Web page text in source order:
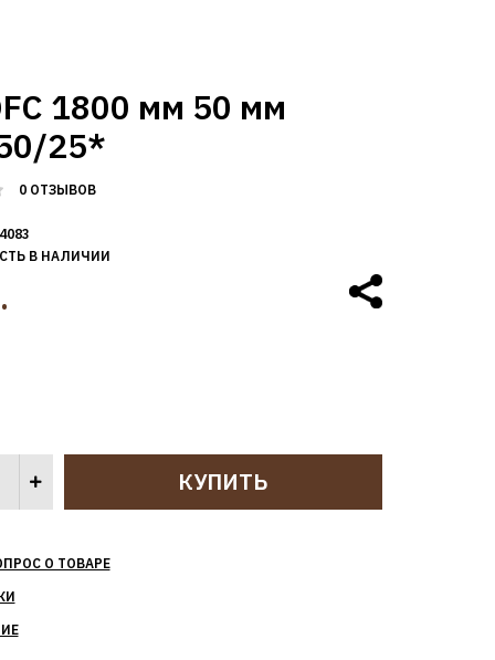
1800 мм 50 мм
25*
0 ОТЗЫВОВ
В НАЛИЧИИ
О ТОВАРЕ